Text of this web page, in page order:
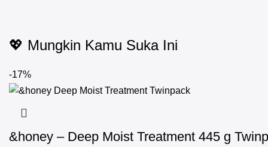
💖 Mungkin Kamu Suka Ini
-17%
&honey – Deep Moist Treatment 445 g